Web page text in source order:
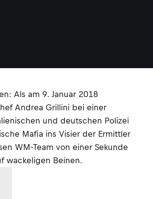
Als am 9. Januar 2018
Andrea Grillini bei einer
und deutschen Polizei
Mafia ins Visier der Ermittler
WM-Team von einer Sekunde
wackeligen Beinen.